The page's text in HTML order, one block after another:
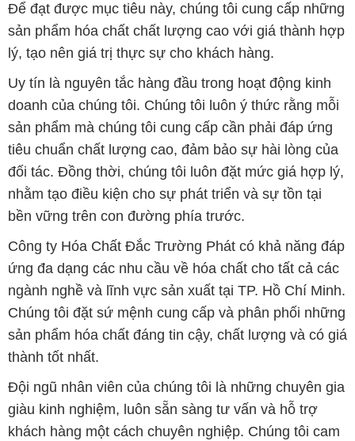
Để đạt được mục tiêu này, chúng tôi cung cấp những
sản phẩm hóa chất chất lượng cao với giá thành hợp
lý, tạo nên giá trị thực sự cho khách hàng.
Uy tín là nguyên tắc hàng đầu trong hoạt động kinh
doanh của chúng tôi. Chúng tôi luôn ý thức rằng mỗi
sản phẩm mà chúng tôi cung cấp cần phải đáp ứng
tiêu chuẩn chất lượng cao, đảm bảo sự hài lòng của
đối tác. Đồng thời, chúng tôi luôn đặt mức giá hợp lý,
nhằm tạo điều kiện cho sự phát triển và sự tồn tại
bền vững trên con đường phía trước.
Công ty Hóa Chất Đắc Trường Phát có khả năng đáp
ứng đa dạng các nhu cầu về hóa chất cho tất cả các
ngành nghề và lĩnh vực sản xuất tại TP. Hồ Chí Minh.
Chúng tôi đặt sứ mệnh cung cấp và phân phối những
sản phẩm hóa chất đáng tin cậy, chất lượng và có giá
thành tốt nhất.
Đội ngũ nhân viên của chúng tôi là những chuyên gia
giàu kinh nghiệm, luôn sẵn sàng tư vấn và hỗ trợ
khách hàng một cách chuyên nghiệp. Chúng tôi cam